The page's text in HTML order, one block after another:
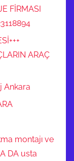
FİRMASI
ARAÇ
Ankara
montajı ve
DA usta